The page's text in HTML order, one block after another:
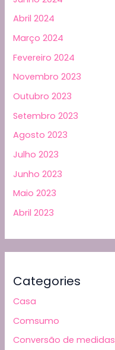
Abril 2024
Março 2024
Fevereiro 2024
Novembro 2023
Outubro 2023
Setembro 2023
Agosto 2023
Julho 2023
Junho 2023
Maio 2023
Abril 2023
Categories
Casa
Comsumo
Conversão de medidas